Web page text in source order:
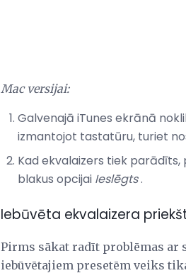
Mac versijai:
Galvenajā iTunes ekrānā
izmantojot tastatūru, turiet
Kad ekvalaizers tiek parādīts,
blakus opcijai Ieslēgts.
Iebūvēta ekvalaizera
Pirms sākat radīt problēmas ar
iebūvētajiem presetēm veiks